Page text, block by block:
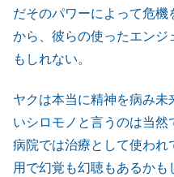
だそのパワーによって危機
から、彼らの使ったエン
もしれない。
ヤクは本当に精神を病み
いシロモノと言うのは当然
病院では治療として使わ
用で幻覚も幻聴もあるか